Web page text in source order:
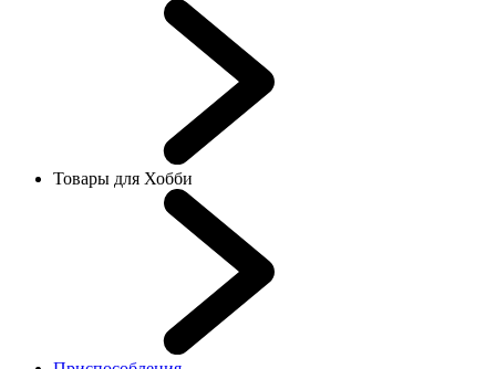
Товары для Хобби